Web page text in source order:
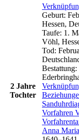
2 Jahre
Tochter
Geburt:
Hessen,
Taufe: 1.
Vöhl,
Tod:
Bestattung:
Vorfahren
Anna Maria